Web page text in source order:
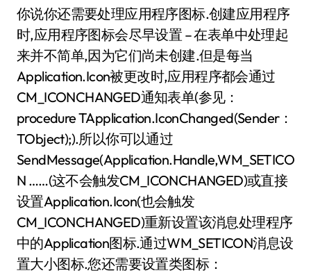
你说你还需要处理应用程序图标.创建应用程序
时,应用程序图标会尽早设置 – 在表单中处理起
来并不简单,因为它们尚未创建.但是每当
Application.Icon被更改时,应用程序都会通过
CM_ICONCHANGED通知表单(参见：
procedure TApplication.IconChanged(Sender：
TObject);).所以你可以通过
SendMessage(Application.Handle,WM_SETICO
N ……(这不会触发CM_ICONCHANGED)或直接
设置Application.Icon(也会触发
CM_ICONCHANGED)重新设置该消息处理程序
中的Application图标.通过WM_SETICON消息设
置大小图标.您还需要设置类图标：